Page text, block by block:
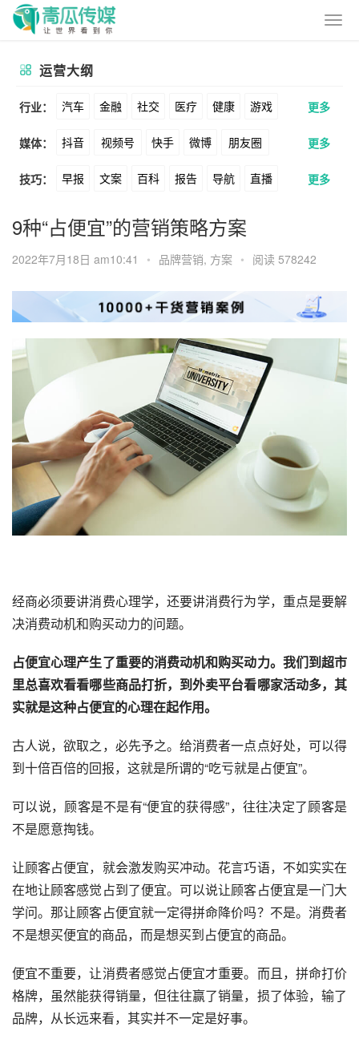
运营大纲
行业： 汽车 金融 社交 医疗 健康 游戏
动漫 美妆 美食 家装 教育 婚纱
酒旅 母婴 宠物 文娱 跨境 科技
广告 元宇宙 房地产
更多
媒体： 抖音 视频号 快手 微博 朋友圈
公众号 B站 小红书 头条 知乎
Soul 360 百度 搜狗 爱奇艺
美图 最右 神马 谷歌 Facebook
Tiktok YouTube Yahoo Bing
更多
技巧： 早报 文案 百科 报告 导航 直播
卖货 脚本 话术 电商 私域
涨粉 广告 推广 方案 策划 案例
数据 拉新 活动 用户 海外
更多
9种“占便宜”的营销策略方案
2022年7月18日 am10:41 • 品牌营销, 方案 • 阅读 578242
经商必须要讲消费心理学，还要讲消费行为学，重点是要解
决消费动机和购买动力的问题。
占便宜心理产生了重要的消费动机和购买动力。我们到超市
里总喜欢看看哪些商品打折，到外卖平台看哪家活动多，其
实就是这种占便宜的心理在起作用。
古人说，欲取之，必先予之。给消费者一点点好处，可以得
到十倍百倍的回报，这就是所谓的“吃亏就是占便宜”。
可以说，顾客是不是有“便宜的获得感”，往往决定了顾客是
不是愿意掏钱。
让顾客占便宜，就会激发购买冲动。花言巧语，不如实实在
在地让顾客感觉占到了便宜。可以说让顾客占便宜是一门大
学问。那让顾客占便宜就一定得拼命降价吗？不是。消费者
不是想买便宜的商品，而是想买到占便宜的商品。
便宜不重要，让消费者感觉占便宜才重要。而且，拼命打价
格牌，虽然能获得销量，但往往赢了销量，损了体验，输了
品牌，从长远来看，其实并不一定是好事。